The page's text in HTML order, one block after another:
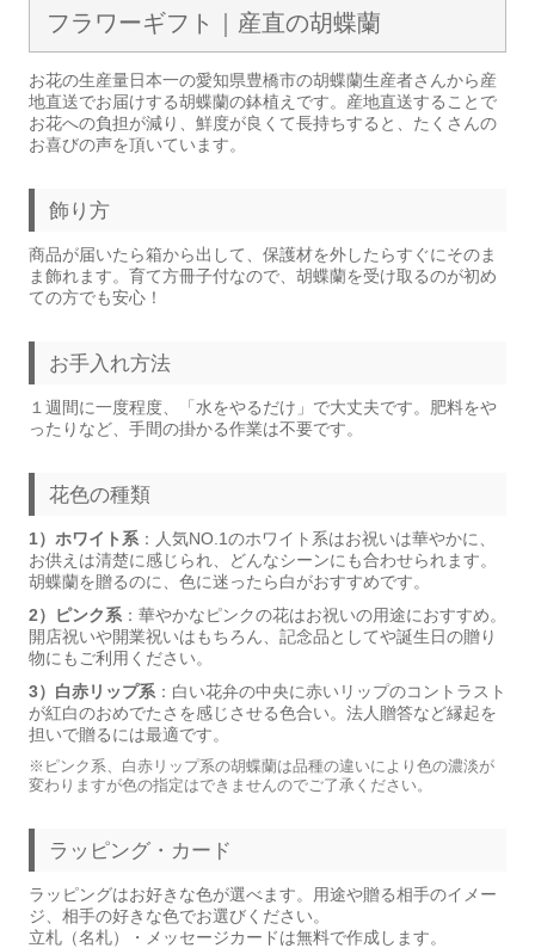
フラワーギフト｜産直の胡蝶蘭
お花の生産量日本一の愛知県豊橋市の胡蝶蘭生産者さんから産
地直送でお届けする胡蝶蘭の鉢植えです。産地直送することで
お花への負担が減り、鮮度が良くて長持ちすると、たくさんの
お喜びの声を頂いています。
飾り方
商品が届いたら箱から出して、保護材を外したらすぐにそのま
ま飾れます。育て方冊子付なので、胡蝶蘭を受け取るのが初め
ての方でも安心！
お手入れ方法
１週間に一度程度、「水をやるだけ」で大丈夫です。肥料をや
ったりなど、手間の掛かる作業は不要です。
花色の種類
1）ホワイト系 ：人気NO.1のホワイト系はお祝いは華やかに、
お供えは清楚に感じられ、どんなシーンにも合わせられます。
胡蝶蘭を贈るのに、色に迷ったら白がおすすめです。
2）ピンク系 ：華やかなピンクの花はお祝いの用途におすすめ。
開店祝いや開業祝いはもちろん、記念品としてや誕生日の贈り
物にもご利用ください。
3）白赤リップ系 ：白い花弁の中央に赤いリップのコントラスト
が紅白のおめでたさを感じさせる色合い。法人贈答など縁起を
担いで贈るには最適です。
※ピンク系、白赤リップ系の胡蝶蘭は品種の違いにより色の濃淡が
変わりますが色の指定はできませんのでご了承ください。
ラッピング・カード
ラッピングはお好きな色が選べます。用途や贈る相手のイメー
ジ、相手の好きな色でお選びください。
立札（名札）・メッセージカードは無料で作成します。